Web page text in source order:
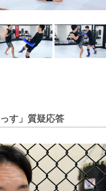
す」質疑応答